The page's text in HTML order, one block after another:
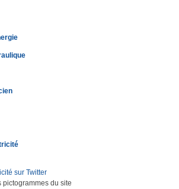
sur Twitter
pictogrammes du site